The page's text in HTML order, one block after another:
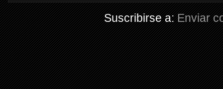
Suscribirse a:Enviar